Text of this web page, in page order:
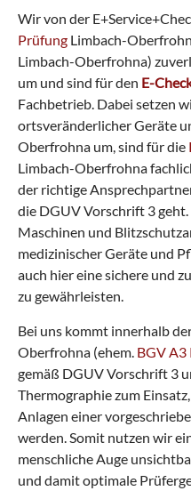
Wir von der
Prüfung Limbach-
Limbach-Oberfrohna)
um und sind für den E-
Fachbetrieb. Dabei setzen
ortsveränderlicher Geräte
Oberfrohna um, sind für die
Limbach-Oberfrohna
der richtige
die DGUV Vorschrift 3
Maschinen und
medizinischer Geräte und
auch hier eine sichere und
zu gewährleisten.
Bei uns kommt innerhalb
Oberfrohna (ehem. BGV A3
gemäß DGUV Vorschrift 3
Thermographie zum
Anlagen einer
werden. Somit nutzen wir
menschliche Auge
und damit optimale